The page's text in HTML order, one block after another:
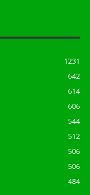
1231
642
614
606
544
512
506
506
484